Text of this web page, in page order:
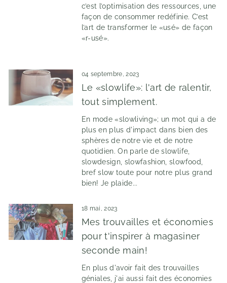
c’est l’optimisation des ressources, une
façon de consommer redéfinie. C’est
l’art de transformer le «usé» de façon
«r-usé».
04 septembre, 2023
Le «slowlife»: l'art de ralentir,
tout simplement.
En mode «slowliving»; un mot qui a de
plus en plus d'impact dans bien des
sphères de notre vie et de notre
quotidien. On parle de slowlife,
slowdesign, slowfashion, slowfood,
bref slow toute pour notre plus grand
bien! Je plaide...
18 mai, 2023
Mes trouvailles et économies
pour t'inspirer à magasiner
seconde main!
En plus d'avoir fait des trouvailles
géniales, j'ai aussi fait des économies